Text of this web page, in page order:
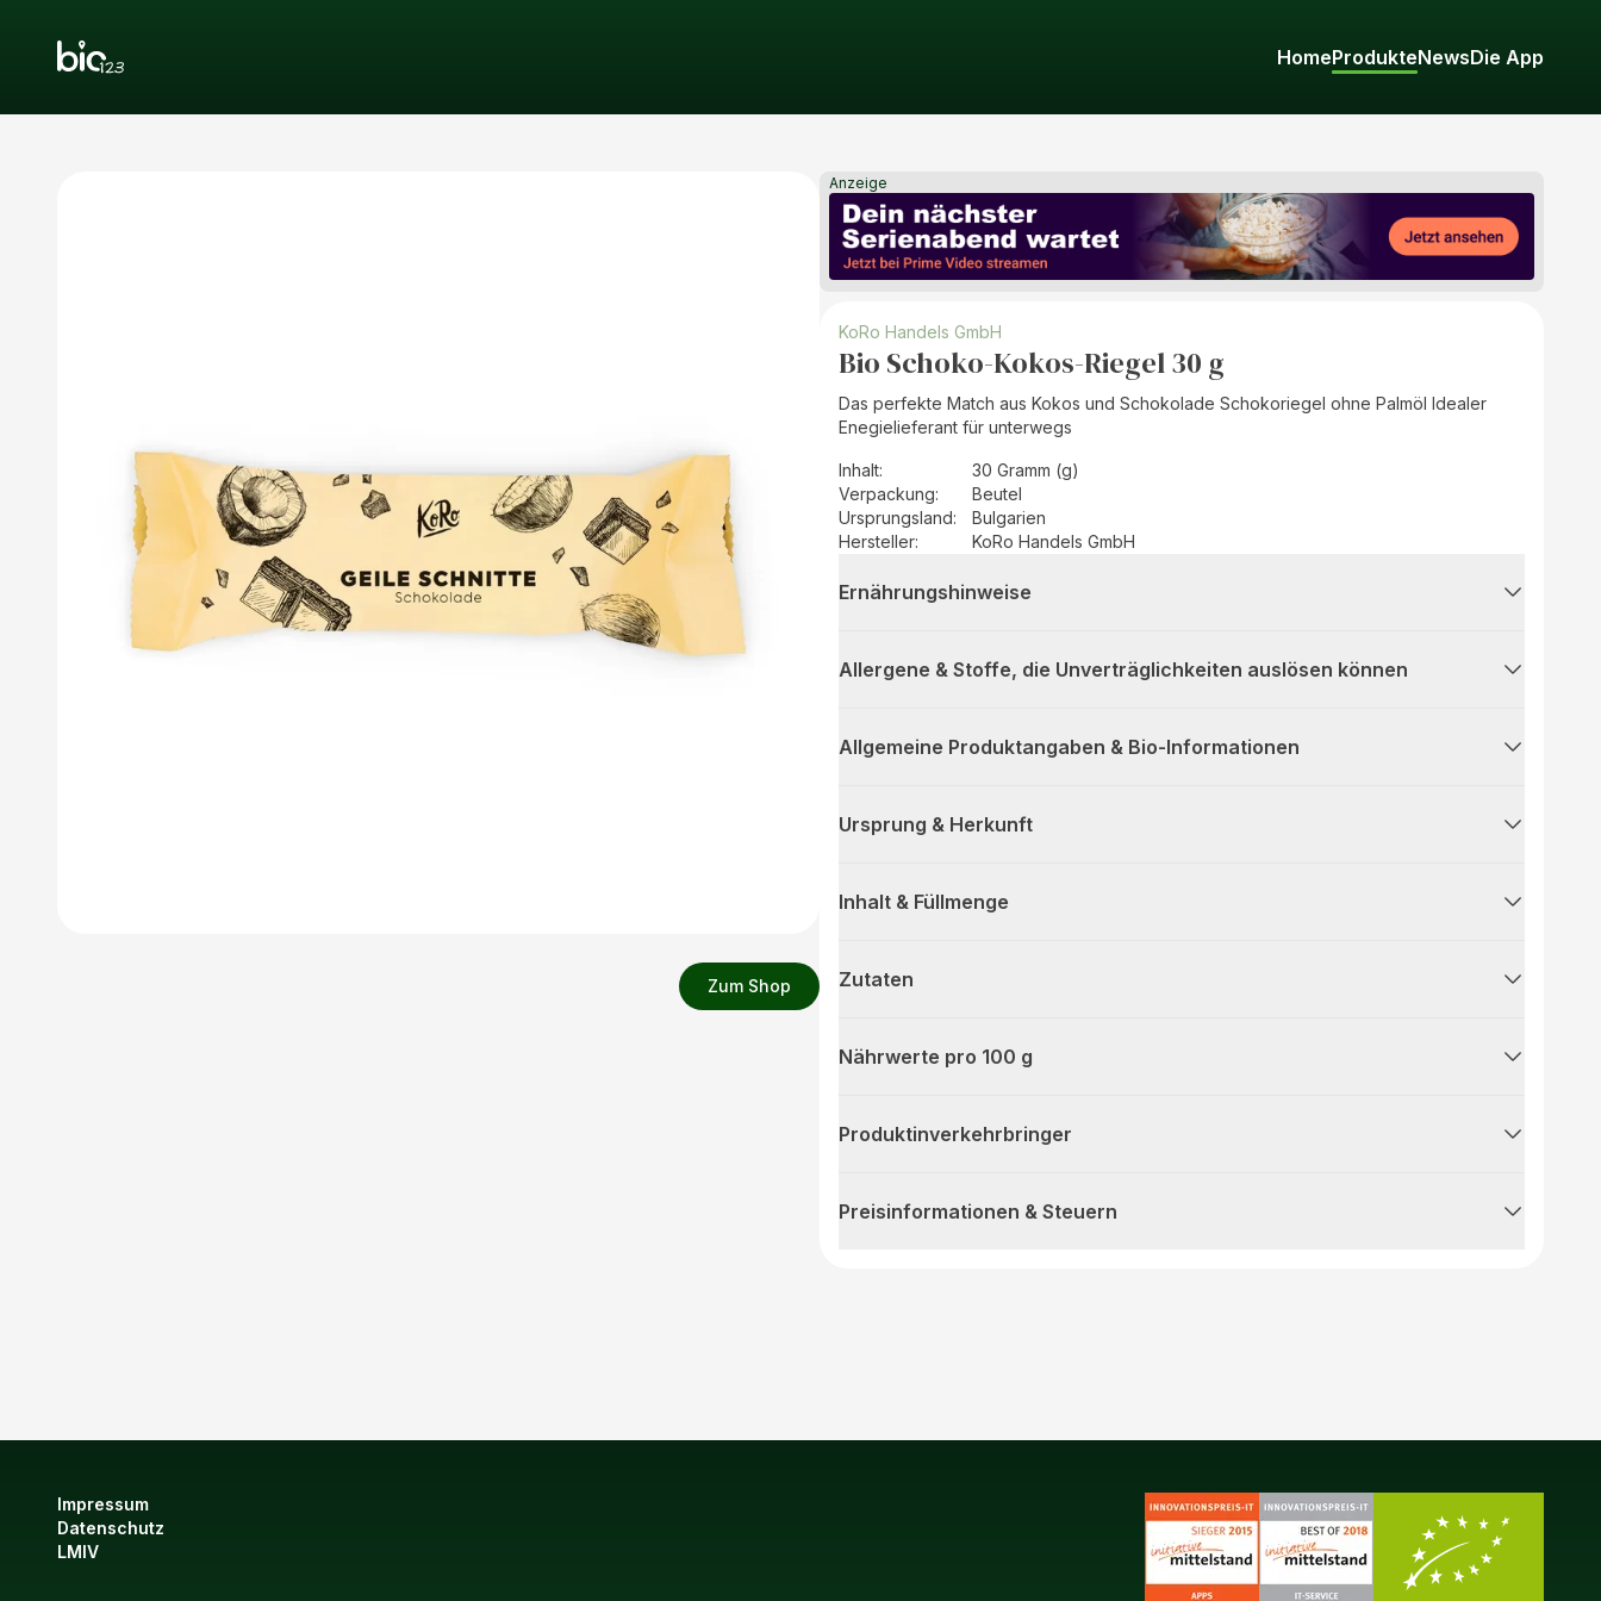
HomeProdukteNewsDie App
Zum Shop
Anzeige
KoRo Handels GmbH
Bio Schoko-Kokos-Riegel 30 g
Das perfekte Match aus Kokos und Schokolade Schokoriegel ohne Palmöl Idealer
Enegielieferant für unterwegs
Inhalt:
30 Gramm (g)
Verpackung:
Beutel
Ursprungsland:
Bulgarien
Hersteller: KoRo Handels GmbH
Ernährungshinweise
Allergene & Stoffe, die Unverträglichkeiten auslösen können
Allgemeine Produktangaben & Bio-Informationen
Ursprung & Herkunft
Inhalt & Füllmenge
Zutaten
Nährwerte pro 100 g
Produktinverkehrbringer
Preisinformationen & Steuern
Impressum
Datenschutz
LMIV